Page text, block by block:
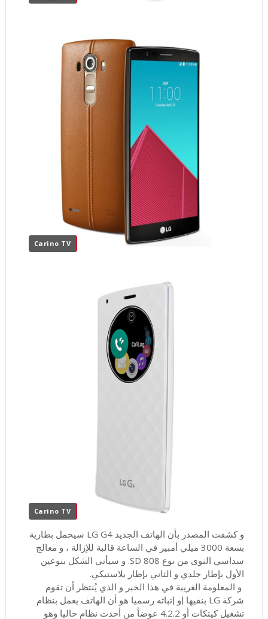
Carino TV
Carino TV
و كشفت المصدر بأن الهاتف الجديد LG G4 سيحمل بطارية
بسعة 3000 ميلي أمبير في الساعة قالبة للإزالة ، و معالج
سداسي النوى من نوع SD 808. و سيأتي الشكل بنوعين
الأول بإطار جلدي و الثاني بإطار بلاستيكي.
و المعلومة الغريبة في هذا الخبر و الذي يُنتظر أن تقوم
شركة LG بنفيها إو إتباثه رسميا هو أن الهاتف يعمل بنظام
تشغيل كيتكات أو 4.2.2 عوضاً من أحدث نظام حاليا وهو